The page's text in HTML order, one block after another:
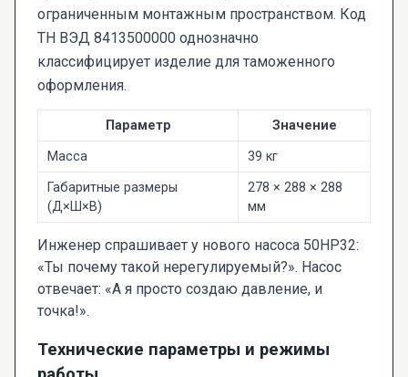
ограниченным монтажным пространством. Код
ТН ВЭД 8413500000 однозначно
классифицирует изделие для таможенного
оформления.
Параметр
Значение
Масса
39 кг
Габаритные размеры
(Д×Ш×В)
278 × 288 × 288
мм
Инженер спрашивает у нового насоса 50НР32:
«Ты почему такой нерегулируемый?». Насос
отвечает: «А я просто создаю давление, и
точка!».
Технические параметры и режимы